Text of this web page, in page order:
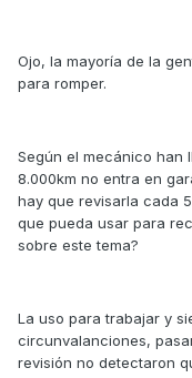
Ojo, la mayoría de la
para romper.
Según el mecánico han
8.000km no entra en
hay que revisarla cada
que pueda usar para
sobre este tema?
La uso para trabajar y
circunvalanciones,
revisión no detectaron